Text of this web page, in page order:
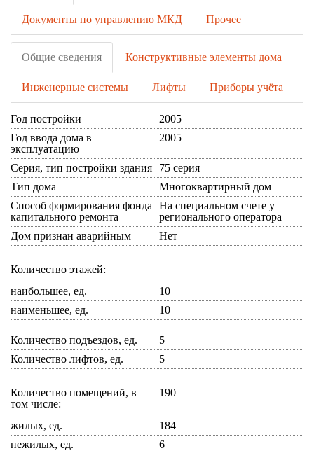
Документы по управлению МКД Прочее
Общие сведения Конструктивные элементы дома
Инженерные системы Лифты Приборы учёта
Год постройки
2005
Год ввода дома в
эксплуатацию
2005
Серия, тип постройки здания
75 серия
Тип дома
Многоквартирный дом
Способ формирования фонда
капитального ремонта
На специальном счете у
регионального оператора
Дом признан аварийным
Нет
Количество этажей:
наибольшее, ед.
10
наименьшее, ед.
10
Количество подъездов, ед.
5
Количество лифтов, ед.
5
Количество помещений, в
том числе:
190
жилых, ед.
184
нежилых, ед.
6